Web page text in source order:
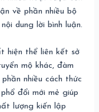
về phần nhiều bộ
dung lời bình luận.
hiện thể liên kết sở
mộ khác, đàm
nhiều cách thức
đổi mới mẻ giúp
lượng kiến lập